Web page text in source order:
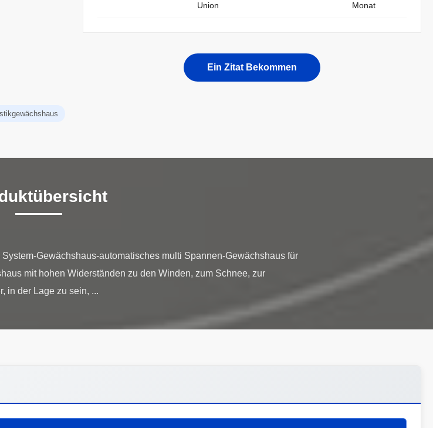
Union
Monat
Ein Zitat Bekommen
Gewächshaus-automatisches multi Spannen-Gewächshaus für
mit hohen Widerständen zu den Winden, zum Schnee, zur